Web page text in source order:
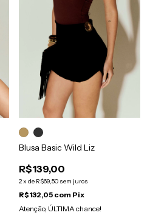
Blusa Basic Wild Liz
R$139,00
2x de R$69,50 sem juros
R$132,05 com Pix
Atenção, ÚLTIMA chance!